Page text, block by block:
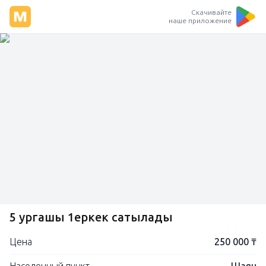
Скачивайте
наше приложение
5 ургашы 1еркек сатылады
Цена 250 000 ₸